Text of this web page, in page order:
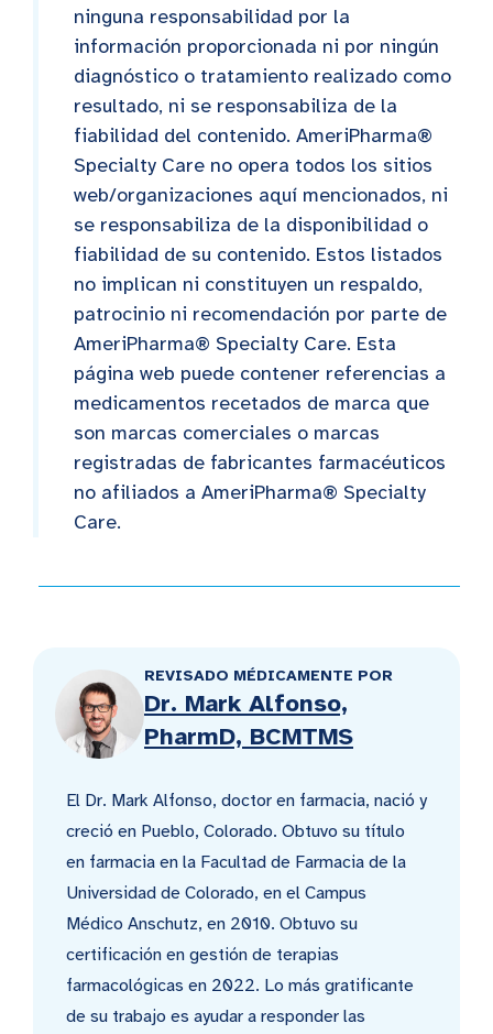
ninguna responsabilidad por la
información proporcionada ni por ningún
diagnóstico o tratamiento realizado como
resultado, ni se responsabiliza de la
fiabilidad del contenido. AmeriPharma®
Specialty Care no opera todos los sitios
web/organizaciones aquí mencionados, ni
se responsabiliza de la disponibilidad o
fiabilidad de su contenido. Estos listados
no implican ni constituyen un respaldo,
patrocinio ni recomendación por parte de
AmeriPharma® Specialty Care. Esta
página web puede contener referencias a
medicamentos recetados de marca que
son marcas comerciales o marcas
registradas de fabricantes farmacéuticos
no afiliados a AmeriPharma® Specialty
Care.
REVISADO MÉDICAMENTE POR
Dr. Mark Alfonso,
PharmD, BCMTMS
El Dr. Mark Alfonso, doctor en farmacia, nació y
creció en Pueblo, Colorado. Obtuvo su título
en farmacia en la Facultad de Farmacia de la
Universidad de Colorado, en el Campus
Médico Anschutz, en 2010. Obtuvo su
certificación en gestión de terapias
farmacológicas en 2022. Lo más gratificante
de su trabajo es ayudar a responder las